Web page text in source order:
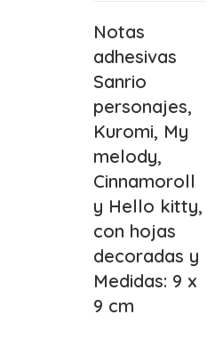
Notas
adhesivas
Sanrio
personajes,
Kuromi, My
melody,
Cinnamoroll
y Hello kitty,
con hojas
decoradas y
Medidas: 9 x
9 cm